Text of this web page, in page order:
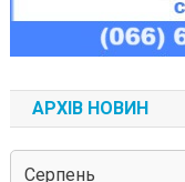
АРХІВ НОВИН